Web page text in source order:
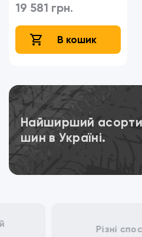
19 581 грн.
В кошик
Найширший
шин в Україні.
Різні способи